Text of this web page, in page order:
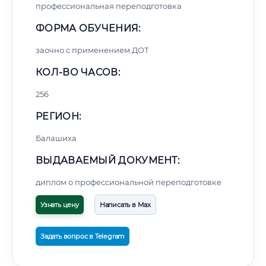
профессиональная переподготовка
ФОРМА ОБУЧЕНИЯ:
заочно с применением ДОТ
КОЛ-ВО ЧАСОВ:
256
РЕГИОН:
Балашиха
ВЫДАВАЕМЫЙ ДОКУМЕНТ:
диплом о профессиональной переподготовке
Узнать цену Написать в Max
Задать вопрос в Telegram